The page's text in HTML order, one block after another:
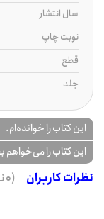
سال انتشار
نوبت چاپ
قطع
جلد
این کتاب را خوانده‌ام.
این کتاب را می‌خواهم
نظرات کاربران
(0 نظر)